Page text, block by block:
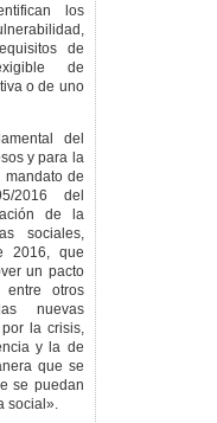
los
de
de
o de uno
del
y para la
mandato de
2016 del
de la
sociales,
2016, que
un pacto
entre otros
nuevas
la crisis,
y la de
que se
se puedan
social».